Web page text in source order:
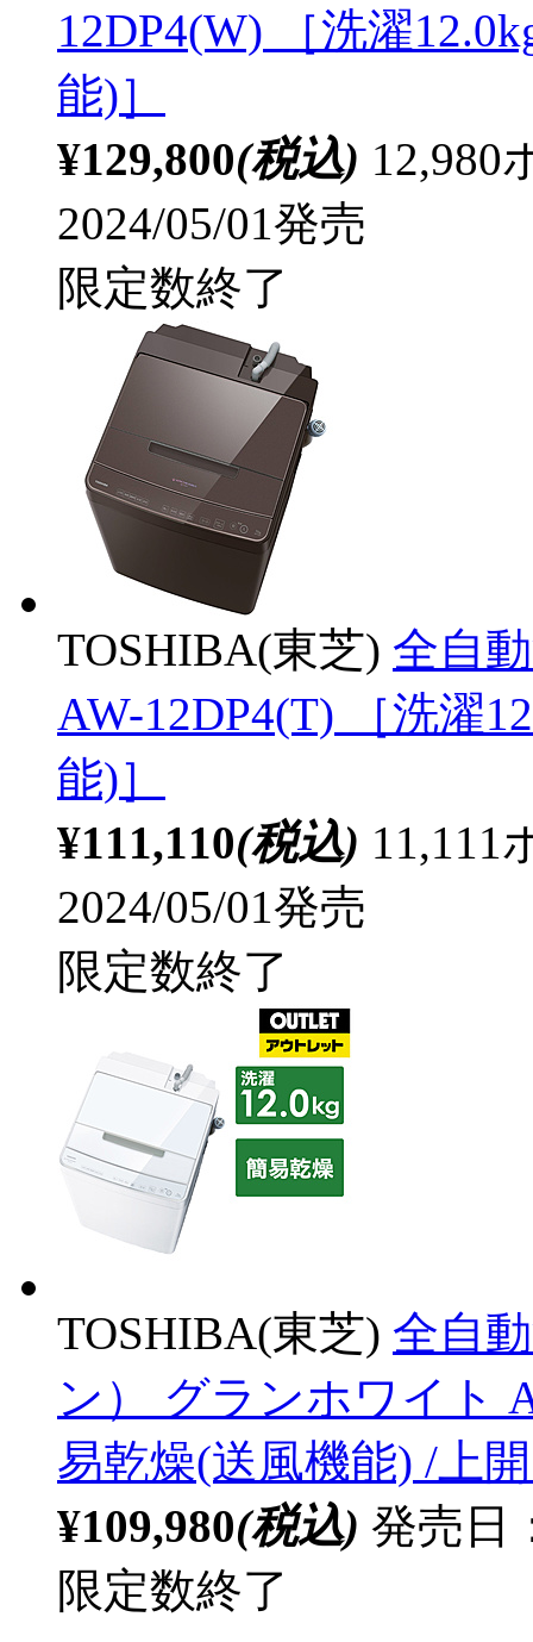
12DP4(W) ［洗濯
能)］
¥129,800(税込) 12,980
2024/05/01発売
限定数終了
TOSHIBA(東芝) 全自
AW-12DP4(T) ［洗濯
能)］
¥111,110(税込) 11,111
2024/05/01発売
限定数終了
TOSHIBA(東芝) 全自
ン） グランホワイト
易乾燥(送風機能) /上
¥109,980(税込) 発売日
限定数終了